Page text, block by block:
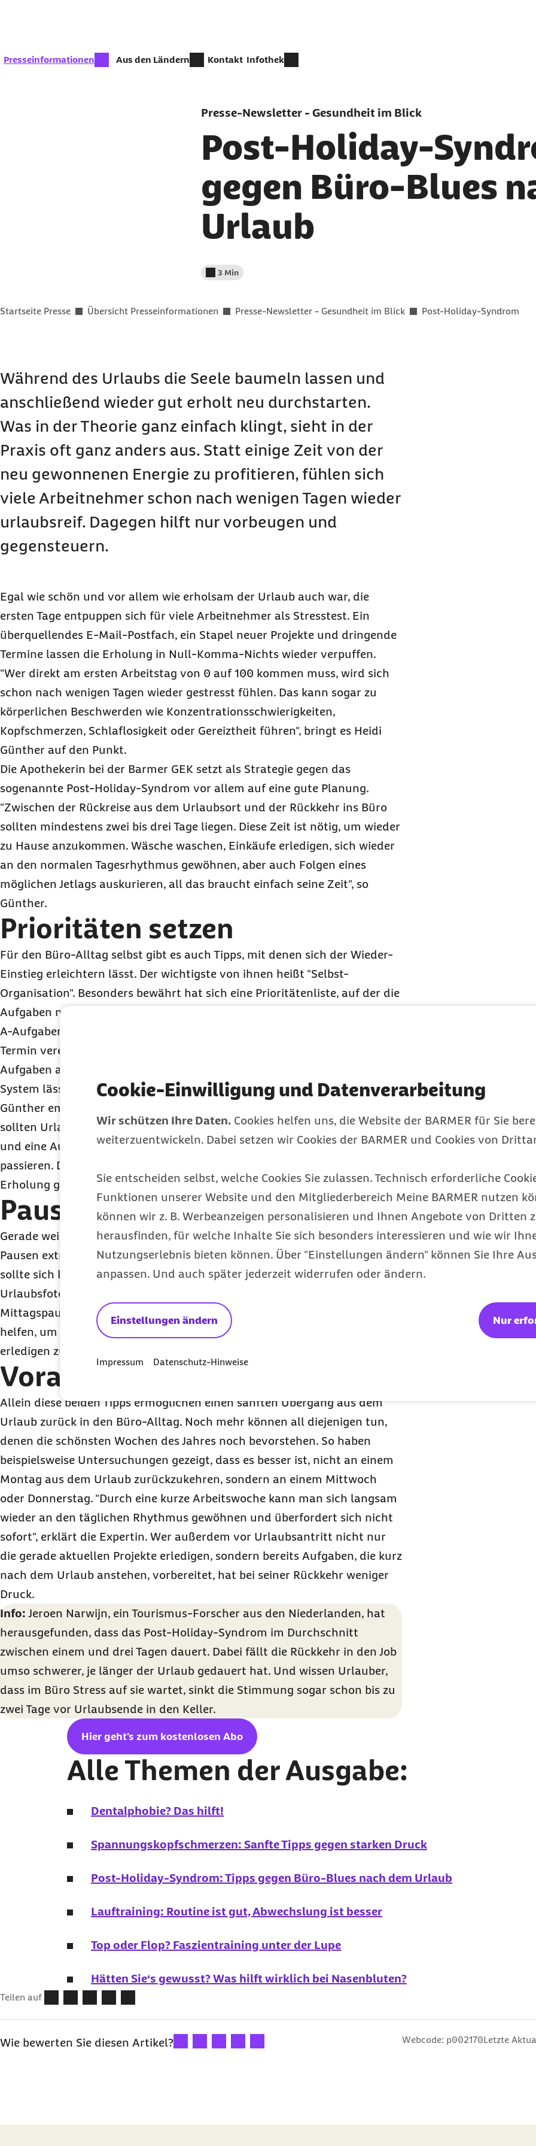
Cookie-Einwilligung und Datenverarbeitung
Wir schützen Ihre Daten. Cookies helfen uns, die Website der BARMER für Sie
weiterzuentwickeln. Dabei setzen wir Cookies der BARMER und Cookies von
Sie entscheiden selbst, welche Cookies Sie zulassen. Technisch erforderliche
Funktionen unserer Website und den Mitgliederbereich Meine BARMER nutzen
können wir z. B. Werbeanzeigen personalisieren und Ihnen Angebote von Dritten
herausfinden, für welche Inhalte Sie sich besonders interessieren und wie wir
Nutzungserlebnis bieten können. Über "Einstellungen ändern" können Sie Ihre
anpassen. Und auch später jederzeit widerrufen oder ändern.
Einstellungen ändern Nur
Impressum Datenschutz-Hinweise
zur Zeit aktiv:
Presseinformationen Aus den Ländern Kontakt Infothek
Presse-Newsletter - Gesundheit im Blick
Post-Holiday-
gegen Büro-Blues
Urlaub
Lesedauer weniger als
3 Min
Sie befinden sich hier:
Startseite Presse Übersicht Presseinformationen Presse-Newsletter - Gesundheit im Blick Post-Holiday-Syndrom
Während des Urlaubs die Seele baumeln lassen und
anschließend wieder gut erholt neu durchstarten.
Was in der Theorie ganz einfach klingt, sieht in der
Praxis oft ganz anders aus. Statt einige Zeit von der
neu gewonnenen Energie zu profitieren, fühlen sich
viele Arbeitnehmer schon nach wenigen Tagen wieder
urlaubsreif. Dagegen hilft nur vorbeugen und
gegensteuern.
Egal wie schön und vor allem wie erholsam der Urlaub auch war, die
ersten Tage entpuppen sich für viele Arbeitnehmer als Stresstest. Ein
überquellendes E-Mail-Postfach, ein Stapel neuer Projekte und dringende
Termine lassen die Erholung in Null-Komma-Nichts wieder verpuffen.
"Wer direkt am ersten Arbeitstag von 0 auf 100 kommen muss, wird sich
schon nach wenigen Tagen wieder gestresst fühlen. Das kann sogar zu
körperlichen Beschwerden wie Konzentrationsschwierigkeiten,
Kopfschmerzen, Schlaflosigkeit oder Gereiztheit führen", bringt es Heidi
Günther auf den Punkt.
Die Apothekerin bei der Barmer GEK setzt als Strategie gegen das
sogenannte Post-Holiday-Syndrom vor allem auf eine gute Planung.
"Zwischen der Rückreise aus dem Urlaubsort und der Rückkehr ins Büro
sollten mindestens zwei bis drei Tage liegen. Diese Zeit ist nötig, um wieder
zu Hause anzukommen. Wäsche waschen, Einkäufe erledigen, sich wieder
an den normalen Tagesrhythmus gewöhnen, aber auch Folgen eines
möglichen Jetlags auskurieren, all das braucht einfach seine Zeit", so
Günther.
Prioritäten setzen
Für den Büro-Alltag selbst gibt es auch Tipps, mit denen sich der Wieder-
Einstieg erleichtern lässt. Der wichtigste von ihnen heißt "Selbst-
Organisation". Besonders bewährt hat sich eine Prioritätenliste, auf der die
Aufgaben nach Wichtigkeit und Dringlichkeit von A bis D sortiert werden.
A-Aufgaben werden direkt am ersten Tag erledigt, für B-Aufgaben wird ein
Termin vereinbart, C-Aufgaben sollten nach Möglichkeit delegiert und D-
Aufgaben auf einen späteren Zeitpunkt verschoben werden. Nach diesem
System lässt sich auch das vermutlich volleE-Mail -Postfach abarbeiten.
Günther empfiehlt: "Um die Konzentration nicht zu sehr zu strapazieren,
sollten Urlaubsrückkehrer in den ersten Tagen Multitasking vermeiden
und eine Aufgabe nach der anderen erledigen. Ansonsten können Fehler
passieren. Das kostet mehr Zeit, verärgert den Chef und macht die
Erholung gleich wieder zunichte."
Pausen machen
Gerade weil der Stapel Arbeit nach dem Urlaub besonders hoch ist, sind
Pausen extrem wichtig. Wer merkt, dass die Konzentration nachlässt,
sollte sich bewusst für einen Moment ausklinken. Ein kurzer Blick auf ein
Urlaubsfoto, ein kleiner Plausch mit Kollegen, eine Tasse Kaffee und in der
Mittagspause vielleicht einen kleinen Spaziergang machen – diese Dinge
helfen, um anschließend wieder konzentriert weiterarbeiten und Aufgaben
erledigen zu können.
Voraus planen
Allein diese beiden Tipps ermöglichen einen sanften Übergang aus dem
Urlaub zurück in den Büro-Alltag. Noch mehr können all diejenigen tun,
denen die schönsten Wochen des Jahres noch bevorstehen. So haben
beispielsweise Untersuchungen gezeigt, dass es besser ist, nicht an einem
Montag aus dem Urlaub zurückzukehren, sondern an einem Mittwoch
oder Donnerstag. "Durch eine kurze Arbeitswoche kann man sich langsam
wieder an den täglichen Rhythmus gewöhnen und überfordert sich nicht
sofort", erklärt die Expertin. Wer außerdem vor Urlaubsantritt nicht nur
die gerade aktuellen Projekte erledigen, sondern bereits Aufgaben, die kurz
nach dem Urlaub anstehen, vorbereitet, hat bei seiner Rückkehr weniger
Druck.
Info: Jeroen Narwijn, ein Tourismus-Forscher aus den Niederlanden, hat
herausgefunden, dass das Post-Holiday-Syndrom im Durchschnitt
zwischen einem und drei Tagen dauert. Dabei fällt die Rückkehr in den Job
umso schwerer, je länger der Urlaub gedauert hat. Und wissen Urlauber,
dass im Büro Stress auf sie wartet, sinkt die Stimmung sogar schon bis zu
zwei Tage vor Urlaubsende in den Keller.
Hier geht's zum kostenlosen Abo
Alle Themen der Ausgabe:
Dentalphobie? Das hilft!
Spannungskopfschmerzen: Sanfte Tipps gegen starken Druck
Post-Holiday-Syndrom: Tipps gegen Büro-Blues nach dem Urlaub
Lauftraining: Routine ist gut, Abwechslung ist besser
Top oder Flop? Faszientraining unter der Lupe
Hätten Sie‘s gewusst? Was hilft wirklich bei Nasenbluten?
Teilen auf
Wie bewerten Sie diesen Artikel?Ihre Bewertung: 1 Stern
Ihre Bewertung: 2 Sterne
Ihre Bewertung: 3 Sterne
Ihre Bewertung: 4 Sterne
Ihre Bewertung: 5 Sterne Webcode: p002170Letzte